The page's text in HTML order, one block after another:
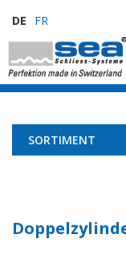
DE FR
SORTIMENT